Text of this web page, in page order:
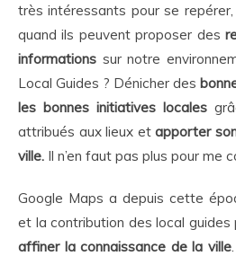
très intéressants pour se
quand ils peuvent proposer des
informations sur notre
Local Guides ? Dénicher des
les bonnes initiatives locales
attribués aux lieux etapporter
ville. Il n’en faut pas plus pour me
Google Maps a depuis cette
et la contribution des local
affiner la connaissance de la ville.